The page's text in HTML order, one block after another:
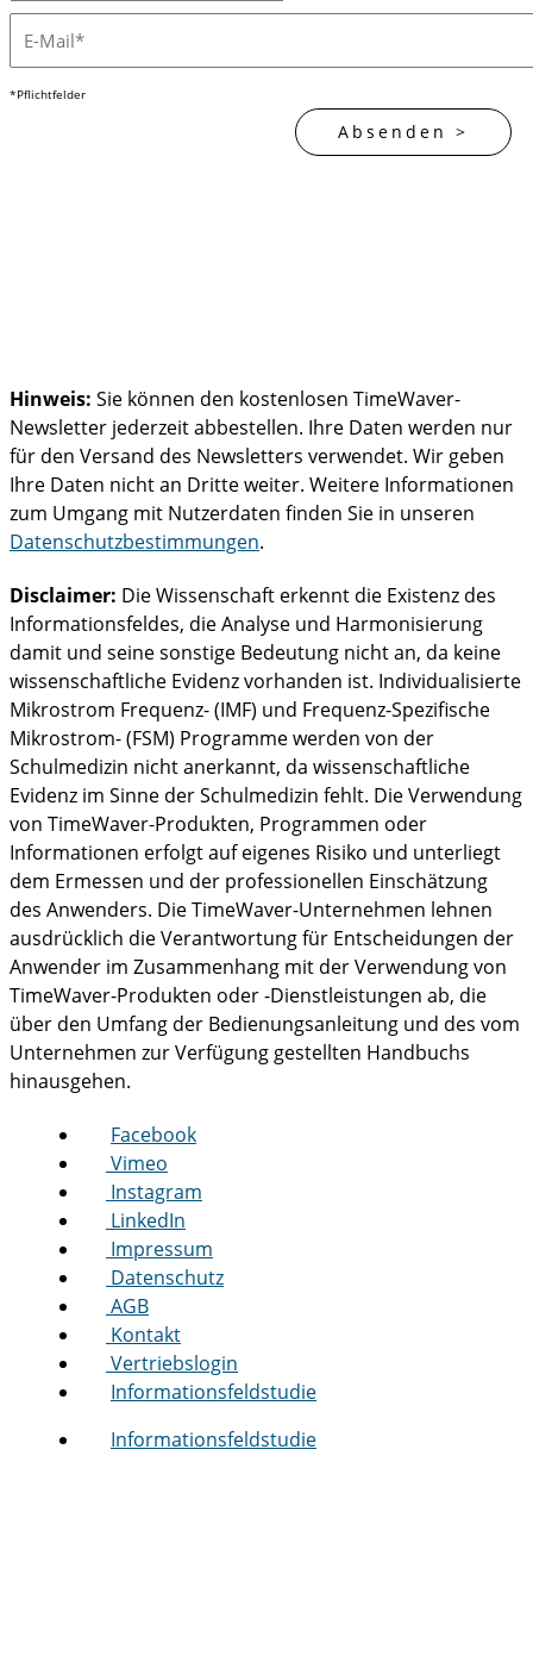
*Pflichtfelder
Hinweis: Sie können den kostenlosen TimeWaver-
Newsletter jederzeit abbestellen. Ihre Daten werden nur
für den Versand des Newsletters verwendet. Wir geben
Ihre Daten nicht an Dritte weiter. Weitere Informationen
zum Umgang mit Nutzerdaten finden Sie in unseren
Datenschutzbestimmungen.
Disclaimer: Die Wissenschaft erkennt die Existenz des
Informationsfeldes, die Analyse und Harmonisierung
damit und seine sonstige Bedeutung nicht an, da keine
wissenschaftliche Evidenz vorhanden ist. Individualisierte
Mikrostrom Frequenz- (IMF) und Frequenz-Spezifische
Mikrostrom- (FSM) Programme werden von der
Schulmedizin nicht anerkannt, da wissenschaftliche
Evidenz im Sinne der Schulmedizin fehlt. Die Verwendung
von TimeWaver-Produkten, Programmen oder
Informationen erfolgt auf eigenes Risiko und unterliegt
dem Ermessen und der professionellen Einschätzung
des Anwenders. Die TimeWaver-Unternehmen lehnen
ausdrücklich die Verantwortung für Entscheidungen der
Anwender im Zusammenhang mit der Verwendung von
TimeWaver-Produkten oder -Dienstleistungen ab, die
über den Umfang der Bedienungsanleitung und des vom
Unternehmen zur Verfügung gestellten Handbuchs
hinausgehen.
Facebook
Vimeo
Instagram
LinkedIn
Impressum
Datenschutz
AGB
Kontakt
Vertriebslogin
Informationsfeldstudie
Informationsfeldstudie